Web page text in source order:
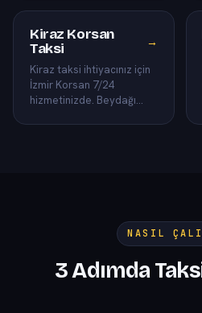
Kiraz Korsan
Taksi
→
Kiraz taksi ihtiyacınız için
İzmir Korsan 7/24
hizmetinizde. Beydağı
NASIL
3 Adımda